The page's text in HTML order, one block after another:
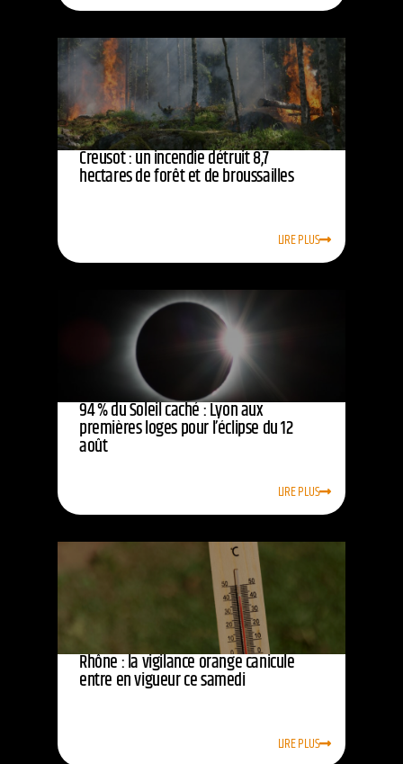
Creusot : un incendie détruit 8,7
hectares de forêt et de broussailles
LIRE PLUS
94 % du Soleil caché : Lyon aux
premières loges pour l’éclipse du 12
août
LIRE PLUS
Rhône : la vigilance orange canicule
entre en vigueur ce samedi
LIRE PLUS